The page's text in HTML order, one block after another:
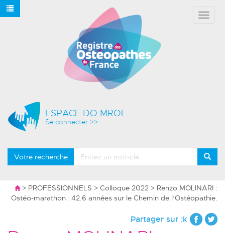
ESPACE DO MROF
Se connecter >>
Votre recherche
> PROFESSIONNELS > Colloque 2022 > Renzo MOLINARI :
Ostéo-marathon : 42.6 années sur le Chemin de l’Ostéopathie.
Partager sur :k